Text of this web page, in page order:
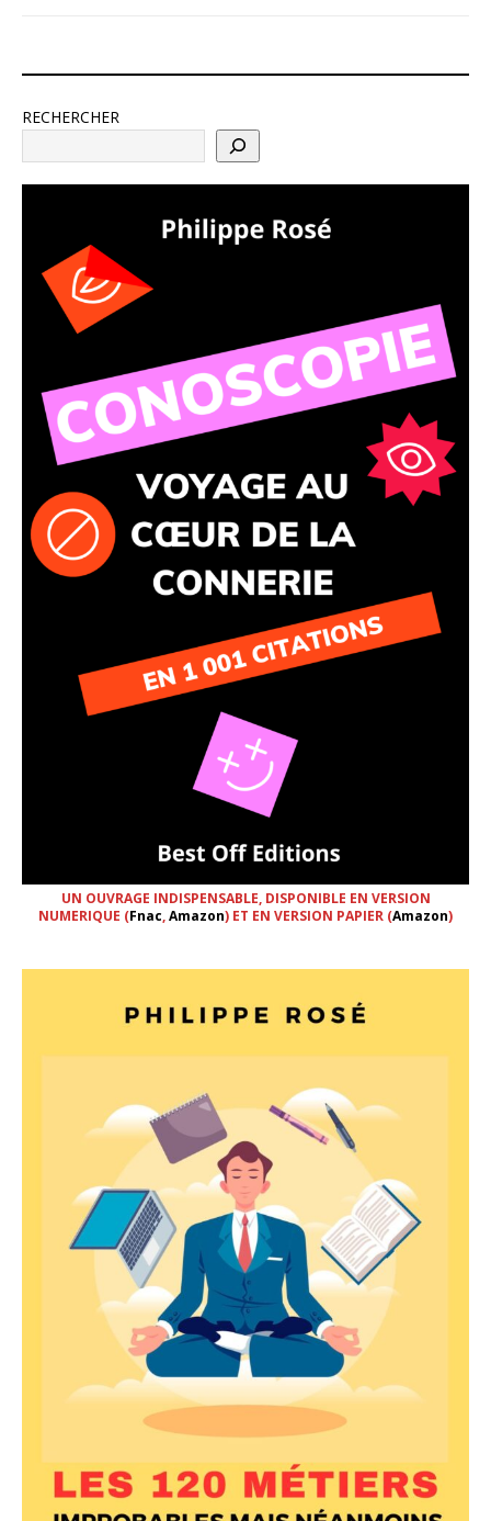
RECHERCHER
UN OUVRAGE INDISPENSABLE, DISPONIBLE EN VERSION
NUMERIQUE (Fnac,Amazon) ET EN VERSION PAPIER (Amazon)